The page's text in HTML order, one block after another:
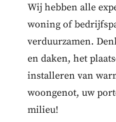
Wij hebben alle
woning of
verduurzamen.
en daken, het
installeren van
woongenot, uw
milieu!